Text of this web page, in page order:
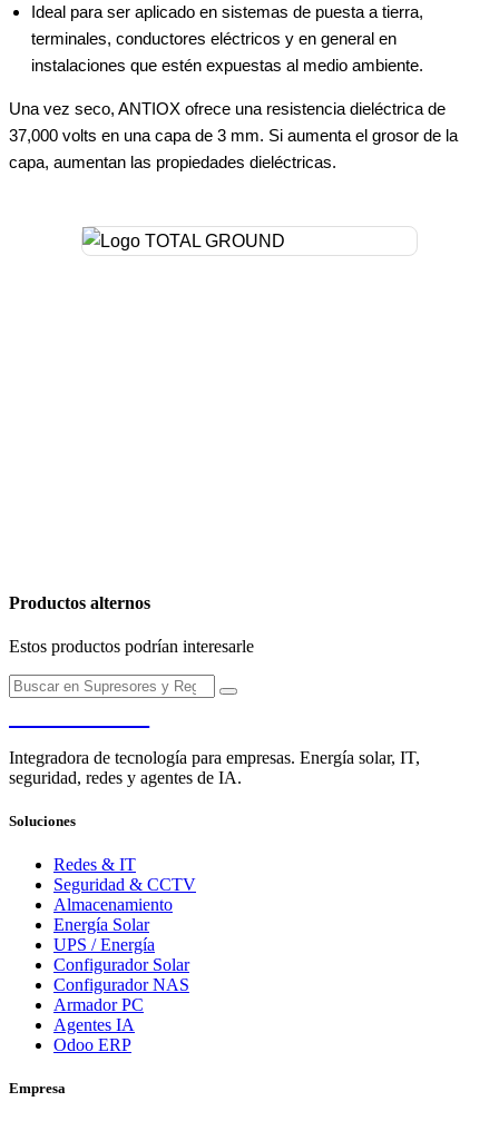
Ideal para ser aplicado en sistemas de puesta a tierra,
terminales, conductores eléctricos y en general en
instalaciones que estén expuestas al medio ambiente.
Una vez seco, ANTIOX ofrece una resistencia dieléctrica de
37,000 volts en una capa de 3 mm. Si aumenta el grosor de la
capa, aumentan las propiedades dieléctricas.
Productos alternos
Estos productos podrían interesarle
Integradora de tecnología para empresas. Energía solar, IT,
seguridad, redes y agentes de IA.
Soluciones
Redes & IT
Seguridad & CCTV
Almacenamiento
Energía Solar
UPS / Energía
Configurador Solar
Configurador NAS
Armador PC
Agentes IA
Odoo ERP
Empresa